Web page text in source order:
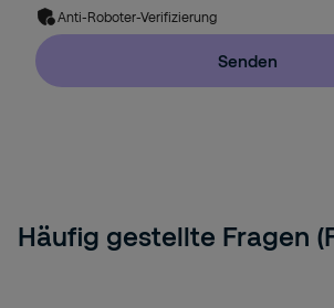
Anti-Roboter-Verifizierung
Senden
Häufig gestellte Fragen